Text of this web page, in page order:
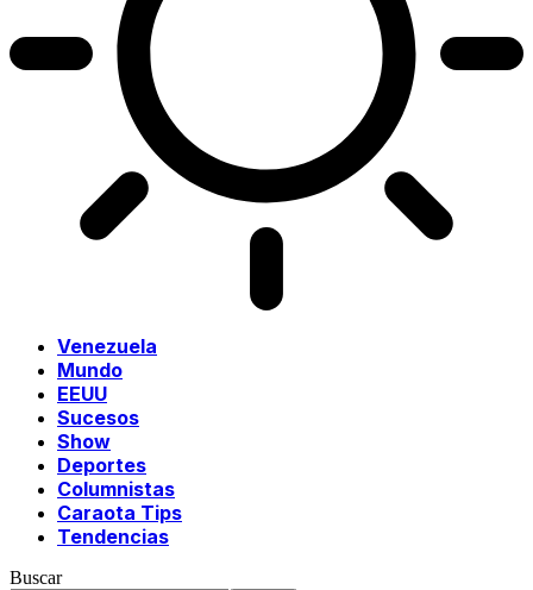
Venezuela
Mundo
EEUU
Sucesos
Show
Deportes
Columnistas
Caraota Tips
Tendencias
Buscar